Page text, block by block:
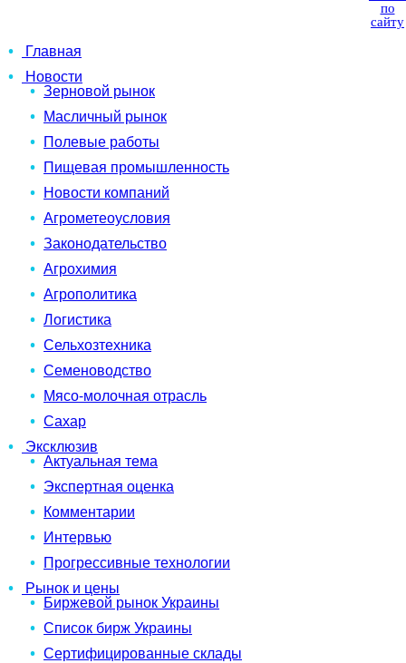
по
сайту
Главная
Новости
Зерновой рынок
Масличный рынок
Полевые работы
Пищевая промышленность
Новости компаний
Агрометеоусловия
Законодательство
Агрохимия
Агрополитика
Логистика
Сельхозтехника
Семеноводство
Мясо-молочная отрасль
Сахар
Эксклюзив
Актуальная тема
Экспертная оценка
Комментарии
Интервью
Прогрессивные технологии
Рынок и цены
Биржевой рынок Украины
Список бирж Украины
Сертифицированные склады